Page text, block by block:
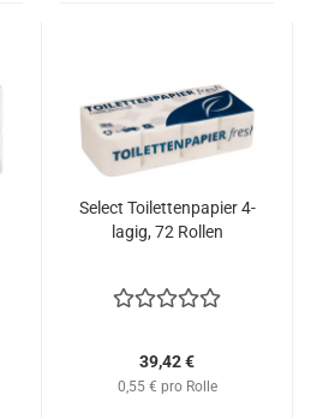
Select Toilettenpapier 4-
lagig, 72 Rollen
39,42 €
0,55 € pro Rolle